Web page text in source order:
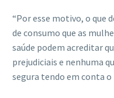
“Por esse motivo, o que
de consumo que as
saúde podem acreditar
prejudiciais e nenhuma
segura tendo em conta o